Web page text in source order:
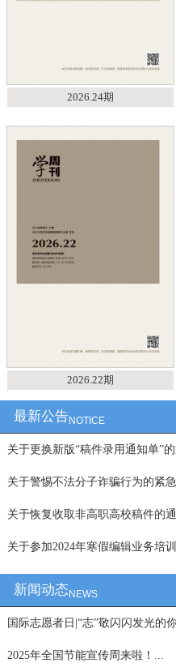
2026.24期
2026.22期
最新公告NOTICE
关于更换新版“稿件录用通知单”
关于警惕不法分子诈骗行为的紧
关于恢复收取非高职高校稿件的
关于参加2024年寒假编辑业务培
新闻动态NEWS
国际志愿者日|“志”敬闪闪发光的
2025年全国节能宣传周来啦！...